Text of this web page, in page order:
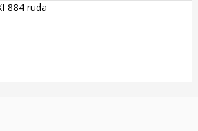
884 ruda